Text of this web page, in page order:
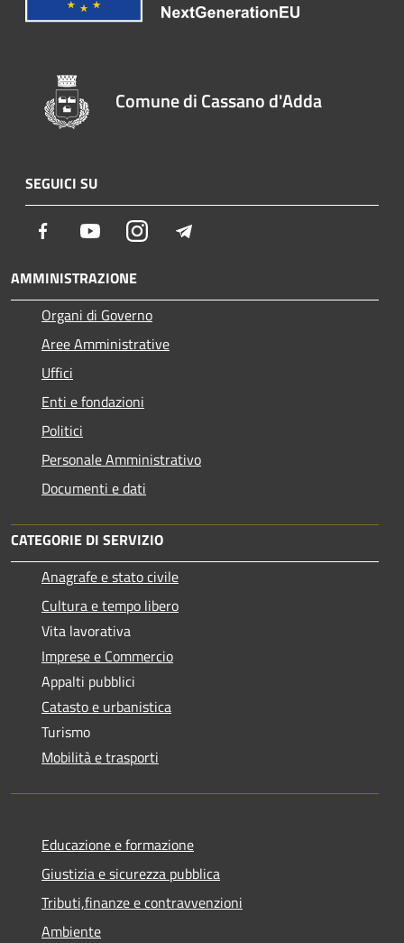
Comune di Cassano d'Adda
SEGUICI SU
Facebook YoutubeInstagram
AMMINISTRAZIONE
Organi di Governo
Aree Amministrative
Uffici
Enti e fondazioni
Politici
Personale Amministrativo
Documenti e dati
CATEGORIE DI SERVIZIO
Anagrafe e stato civile
Cultura e tempo libero
Vita lavorativa
Imprese e Commercio
Appalti pubblici
Catasto e urbanistica
Turismo
Mobilità e trasporti
Educazione e formazione
Giustizia e sicurezza pubblica
Tributi,finanze e contravvenzioni
Ambiente